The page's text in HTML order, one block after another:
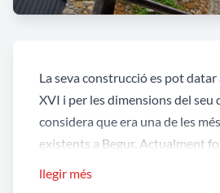
La seva construcció es pot
XVI i per les dimensions del seu
considera que era una de les
existents a Begur. Actualment
llegir més